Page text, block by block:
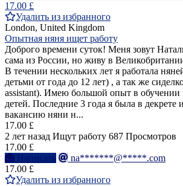
17.00 £
Удалить из избранного
London, United Kingdom
Опытная няня ищет работу
Доброго времени суток! Меня зовут
сама из России, но живу в
В течении нескольких лет я работала
детьми от года до 12 лет) , а так же
assistant). Имею большой опыт в обучении
детей. Последние 3 года я была в декрете
вакансию няни н...
17.00 £
2 лет назад Ищут работу 687 Просмотров
17.00 £
Написать
na*******@*****.com
17.00 £
Удалить из избранного